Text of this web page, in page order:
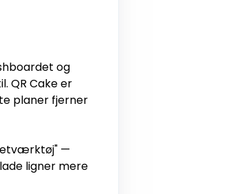
og
QR Cake er
planer fjerner
—
ligner mere